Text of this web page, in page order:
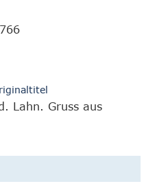
Lahn. Gruss aus